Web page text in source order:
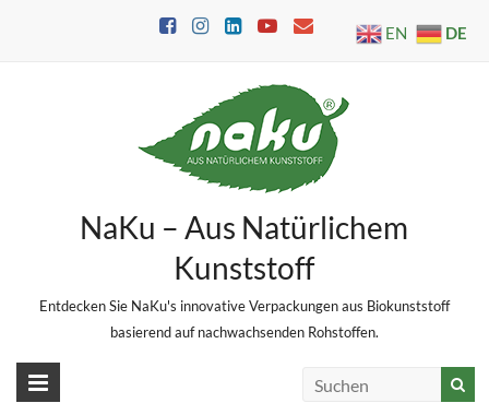
NaKu – Aus Natürlichem
Kunststoff
Entdecken Sie NaKu's innovative Verpackungen aus Biokunststoff
basierend auf nachwachsenden Rohstoffen.
EN DE